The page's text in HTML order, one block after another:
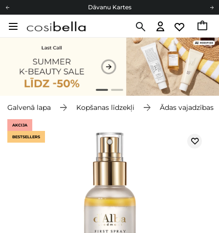
Dāvanu Kartes
Cosibella lojalitātes programma
Galvenā lapa Kopšanas līdzekļi Ādas vajadzības
AKCIJA
BESTSELLERS